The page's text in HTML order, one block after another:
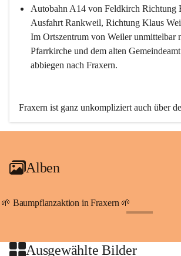
Autobahn A14 von Feldkirch Richtung
Ausfahrt Rankweil, Richtung Klaus
Im Ortszentrum von Weiler unmittelbar
Pfarrkirche und dem alten
abbiegen nach Fraxern.
Fraxern ist ganz unkompliziert auch über
den öffentlichen Verkehrsmitteln zu
An Samstagen, Sonn- und Feiertagen
persönlichen Linienbus zur gewünschten
Haltestelle bestellen. Sowohl von Weiler
beide Fahrten Weiler-Fraxern-Weiler.
Alben
🌱 Baumpflanzaktion in Fraxern 🌱
Ausgewählte Bilder